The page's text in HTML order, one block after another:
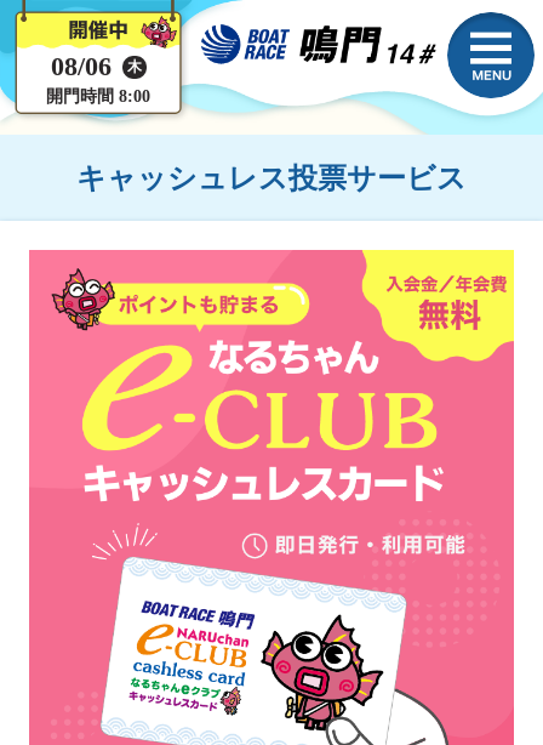
08/06 木
開門時間 8:00
キャッシュレス投票サービス